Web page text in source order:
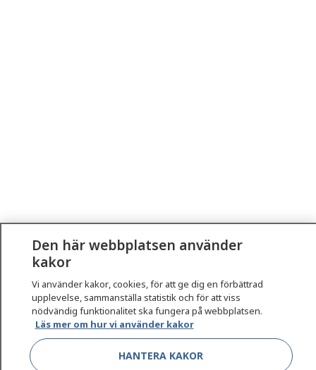
1177–tryggt om din hälsa och vård
På 1177.se får du råd om hälsa och information om
Den här webbplatsen använder
kakor
Vi använder kakor, cookies, för att ge dig en förbättrad
upplevelse, sammanställa statistik och för att viss
nödvändig funktionalitet ska fungera på webbplatsen.
Läs mer om hur vi använder kakor
HANTERA KAKOR